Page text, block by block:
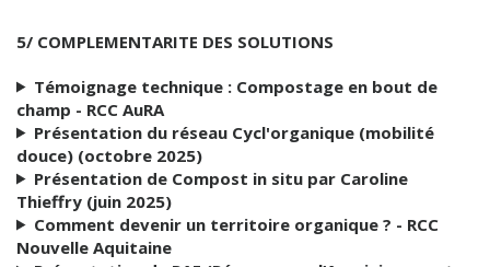
5/ COMPLEMENTARITE DES SOLUTIONS
Témoignage technique : Compostage en bout de
champ - RCC AuRA
Présentation du réseau Cycl'organique (mobilité
douce) (octobre 2025)
Présentation de Compost in situ par Caroline
Thieffry (juin 2025)
Comment devenir un territoire organique ? - RCC
Nouvelle Aquitaine